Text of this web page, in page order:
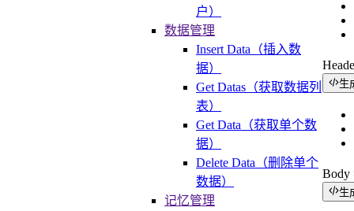
户）
数据管理
Insert Data（插入数
据）
Get Datas（获取数据列
表）
Get Data（获取单个数
据）
Delete Data（删除单个
数据）
记忆管理
生
Body
生